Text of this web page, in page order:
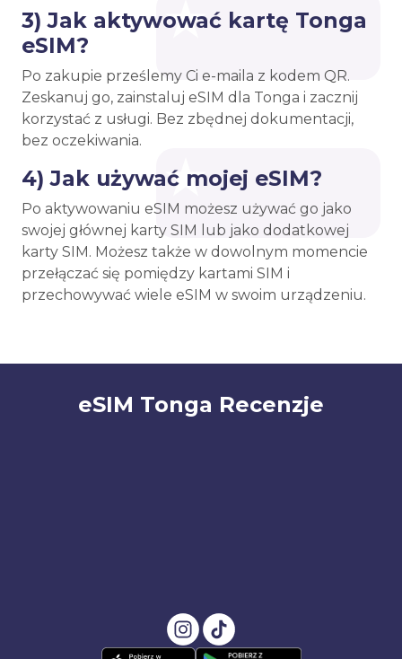
3) Jak aktywować kartę Tonga
eSIM?
Po zakupie prześlemy Ci e-maila z kodem QR.
Zeskanuj go, zainstaluj eSIM dla Tonga i zacznij
korzystać z usługi. Bez zbędnej dokumentacji,
bez oczekiwania.
4) Jak używać mojej eSIM?
Po aktywowaniu eSIM możesz używać go jako
swojej głównej karty SIM lub jako dodatkowej
karty SIM. Możesz także w dowolnym momencie
przełączać się pomiędzy kartami SIM i
przechowywać wiele eSIM w swoim urządzeniu.
eSIM Tonga Recenzje